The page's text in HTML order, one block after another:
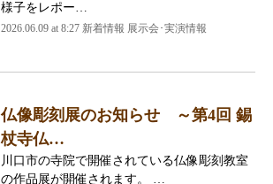
様子をレポー…
2026.06.09 at 8:27 新着情報 展示会･実演情報
仏像彫刻展のお知らせ ～第4回 錫
杖寺仏…
川口市の寺院で開催されている仏像彫刻教室
の作品展が開催されます。 …